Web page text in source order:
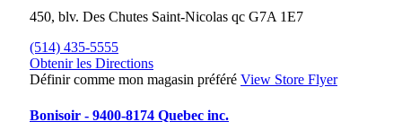
450, blv. Des Chutes Saint-Nicolas qc G7A 1E7
(514) 435-5555
Obtenir les Directions
Définir comme mon magasin préféré View Store Flyer
Bonisoir - 9400-8174 Quebec inc.